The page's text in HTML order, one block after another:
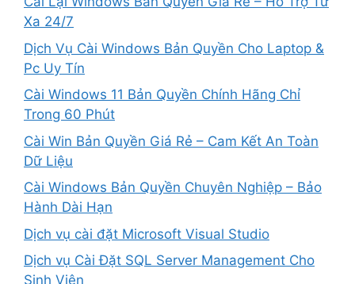
Xa 24/7
Dịch Vụ Cài Windows Bản Quyền Cho Laptop &
Pc Uy Tín
Cài Windows 11 Bản Quyền Chính Hãng Chỉ
Trong 60 Phút
Cài Win Bản Quyền Giá Rẻ – Cam Kết An Toàn
Dữ Liệu
Cài Windows Bản Quyền Chuyên Nghiệp – Bảo
Hành Dài Hạn
Dịch vụ cài đặt Microsoft Visual Studio
Dịch vụ Cài Đặt SQL Server Management Cho
Sinh Viên